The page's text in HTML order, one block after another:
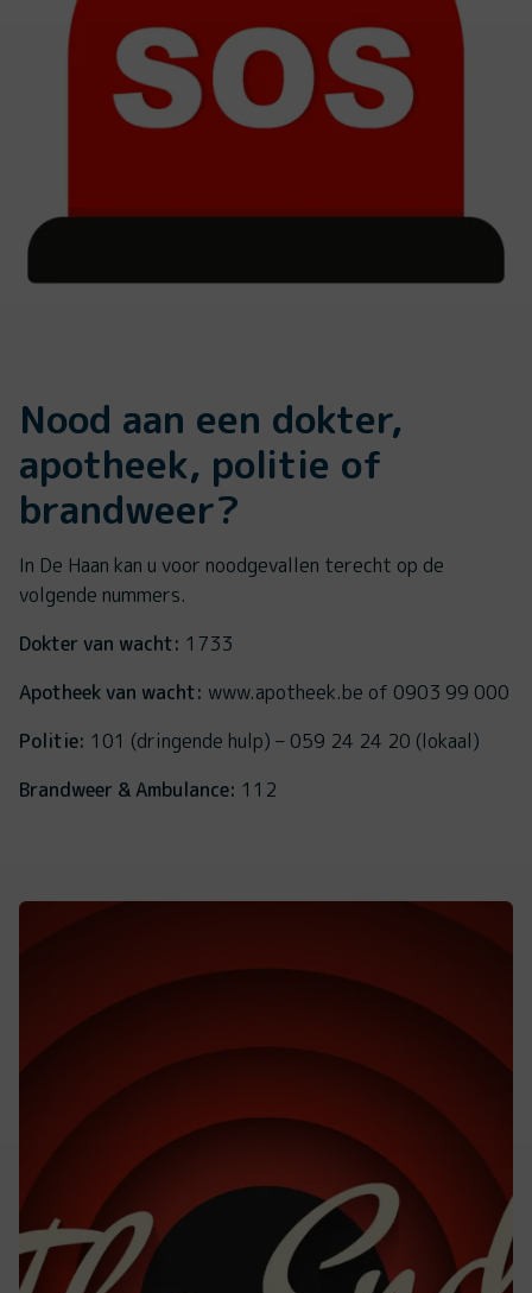
Nood aan een dokter,
apotheek, politie of
brandweer?
In De Haan kan u voor noodgevallen terecht op de
volgende nummers.
Dokter van wacht: 1733
Apotheek van wacht: www.apotheek.be of 0903 99 000
Politie: 101 (dringende hulp) – 059 24 24 20 (lokaal)
Brandweer & Ambulance: 112